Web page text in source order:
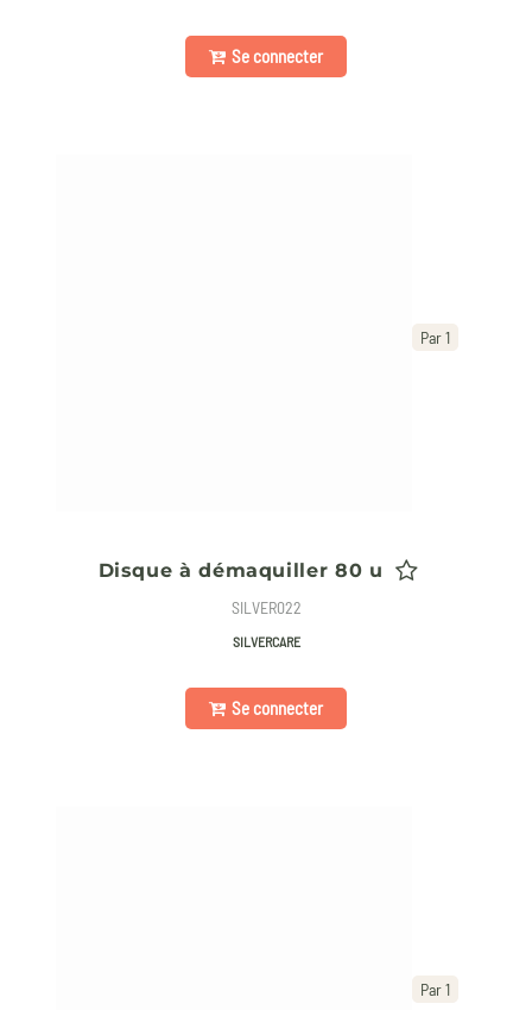
Se connecter
Par 1
Disque à démaquiller 80 u
SILVER022
SILVERCARE
Se connecter
Par 1